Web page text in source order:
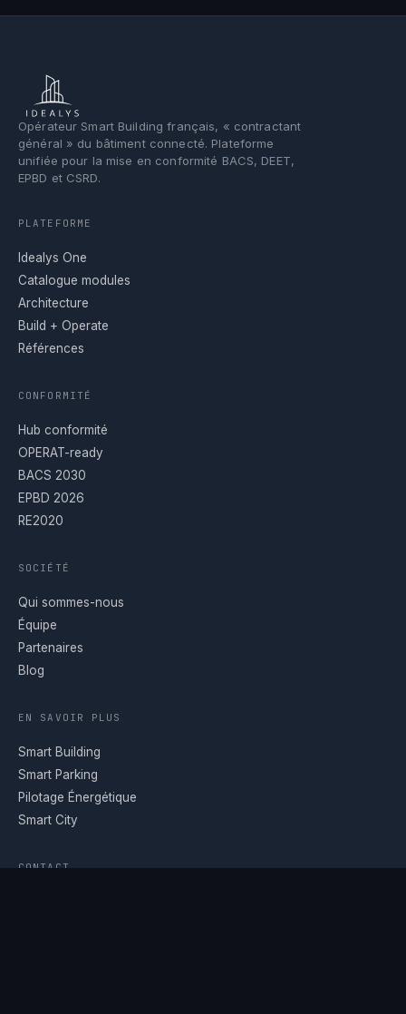
Opérateur Smart Building français, « contractant
général » du bâtiment connecté. Plateforme
unifiée pour la mise en conformité BACS, DEET,
EPBD et CSRD.
PLATEFORME
Idealys One
Catalogue modules
Architecture
Build + Operate
Références
CONFORMITÉ
Hub conformité
OPERAT-ready
BACS 2030
EPBD 2026
RE2020
SOCIÉTÉ
Qui sommes-nous
Équipe
Partenaires
Blog
EN SAVOIR PLUS
Smart Building
Smart Parking
Pilotage Énergétique
Smart City
CONTACT